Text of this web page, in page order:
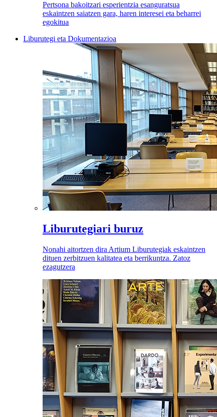
Pertsona bakoitzari esperientzia esanguratsua
eskaintzen saiatzen gara, haren interesei eta beharrei
egokitua
Liburutegi eta Dokumentazioa
Liburutegiari buruz
Nonahi aitortzen dira Artium Liburutegiak eskaintzen
dituen zerbitzuen kalitatea eta berrikuntza. Zatoz
ezagutzera